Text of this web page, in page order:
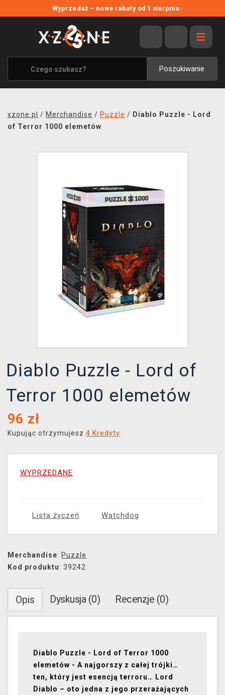
Wyprzedaż – nowe rabaty od 1 sierpnia›
Poszukiwanie
WYPRZEDAŻ
WSZYSTKIE MARKI
XZONE ORIGINALS
UBRANIA I AKCESORIA
SOUNDTRACKI
xzone.pl / Merchandise / Puzzle / Diablo Puzzle - Lord
of Terror 1000 elemetów
Diablo Puzzle - Lord of
Terror 1000 elemetów
96 zł
Kupując otrzymujesz 4 Kredyty
WYPRZEDANE
Lista życzeń Watchdog
Merchandise: Puzzle
Kod produktu: 39242
Opis Dyskusja (0) Recenzje (0)
Diablo Puzzle - Lord of Terror 1000
elemetów - A najgorszy z całej trójki…
ten, który jest esencją terroru… Lord
Diablo – oto jedna z jego przerażających